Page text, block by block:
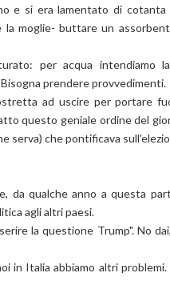
e si era lamentato di cotanta
moglie- buttare un
per acqua intendiamo
prendere provvedimenti.
ad uscire per portare
questo geniale ordine del
serva) che pontificava
da qualche anno a questa
agli altri paesi.
la questione Trump". No
in Italia abbiamo altri